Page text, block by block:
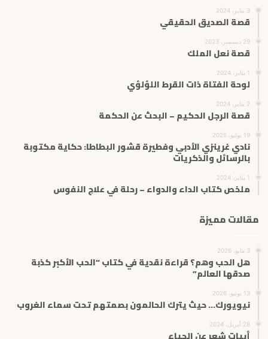
3 يناير، 2024
قصة الصديق الحقيقي
29 ديسمبر، 2023
قصة نعل الملك
1 يناير، 2024
لوحة الفتاة ذات القرط اللؤلؤي
2 يناير، 2024
قصة الرجل الحكيم – البحث عن الحكمة
19 يوليو، 2025
نادي غرينزي الأدبي وفطيرة قشور البطاطا: حكاية مكتوبة
بالرسائل والذكريات
1 يناير، 2024
ملخص كتاب الداء والدواء – رحلة في علاج النفوس
مقالات مميزة
3 مايو، 2026
هل الحب وهم؟ قراءة نقدية في كتاب “الحب الأكبر كذبة
صدقها العالم”
13 يونيو، 2026
نيويورك… حيث يترك الحالمون بصمتهم تحت سماء الغروب
28 أبريل، 2024
أبيات شعر عن الحياء